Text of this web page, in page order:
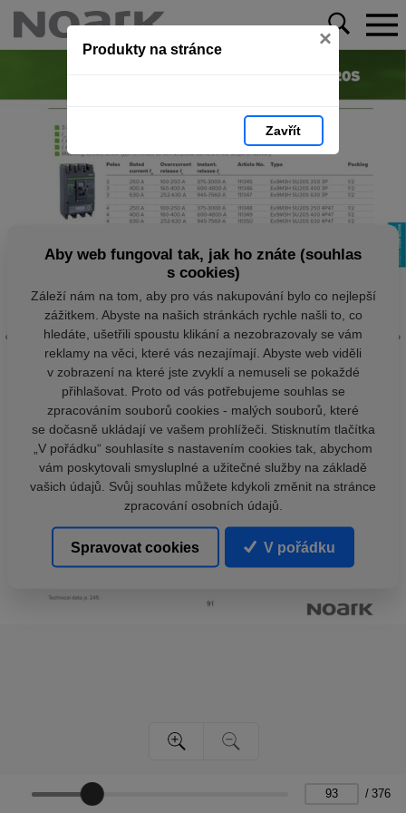
Produkty na stránce ×
Zavřít
/ 376
Aby web fungoval tak, jak ho znáte (souhlas
s cookies)
Záleží nám na tom, aby pro vás nakupování bylo co nejlepší
zážitkem. Abyste na našich stránkách rychle našli to, co
hledáte, ušetřili spoustu klikání a nezobrazovaly se vám
reklamy na věci, které vás nezajímají. Abyste web viděli
v zobrazení na které jste zvyklí a nemuseli se pokaždé
přihlašovat. Proto od vás potřebujeme souhlas se
zpracováním souborů cookies - malých souborů, které
se dočasně ukládají ve vašem prohlížeči. Stisknutím tlačítka
„V pořádku“ souhlasíte s nastavením cookies tak, abychom
vám poskytovali smysluplné a užitečné služby na základě
vašich údajů. Svůj souhlas můžete kdykoli změnit na stránce
zpracování osobních údajů.
Spravovat cookies V pořádku